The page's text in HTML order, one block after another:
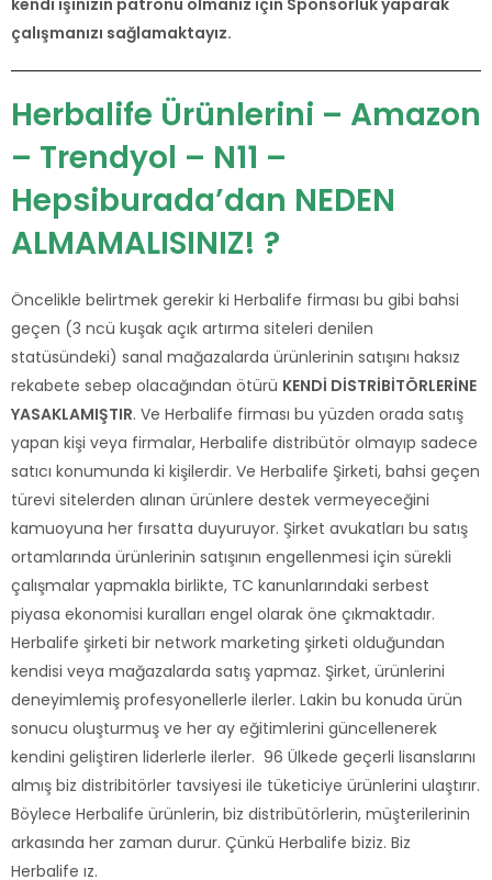
çalışmanızı sağlamaktayız.
Herbalife Ürünlerini – Amazon
– Trendyol – N11 –
Hepsiburada’dan NEDEN
ALMAMALISINIZ! ?
Öncelikle belirtmek gerekir ki Herbalife firması bu gibi bahsi
geçen (3 ncü kuşak açık artırma siteleri denilen
statüsündeki) sanal mağazalarda ürünlerinin satışını haksız
rekabete sebep olacağından ötürü KENDİ DİSTRİBİTÖRLERİNE
YASAKLAMIŞTIR. Ve Herbalife firması bu yüzden orada satış
yapan kişi veya firmalar, Herbalife distribütör olmayıp sadece
satıcı konumunda ki kişilerdir. Ve Herbalife Şirketi, bahsi geçen
türevi sitelerden alınan ürünlere destek vermeyeceğini
kamuoyuna her fırsatta duyuruyor. Şirket avukatları bu satış
ortamlarında ürünlerinin satışının engellenmesi için sürekli
çalışmalar yapmakla birlikte, TC kanunlarındaki serbest
piyasa ekonomisi kuralları engel olarak öne çıkmaktadır.
Herbalife şirketi bir network marketing şirketi olduğundan
kendisi veya mağazalarda satış yapmaz. Şirket, ürünlerini
deneyimlemiş profesyonellerle ilerler. Lakin bu konuda ürün
sonucu oluşturmuş ve her ay eğitimlerini güncellenerek
kendini geliştiren liderlerle ilerler. 96 Ülkede geçerli lisanslarını
almış biz distribitörler tavsiyesi ile tüketiciye ürünlerini ulaştırır.
Böylece Herbalife ürünlerin, biz distribütörlerin, müşterilerinin
arkasında her zaman durur. Çünkü Herbalife biziz. Biz
Herbalife ız.